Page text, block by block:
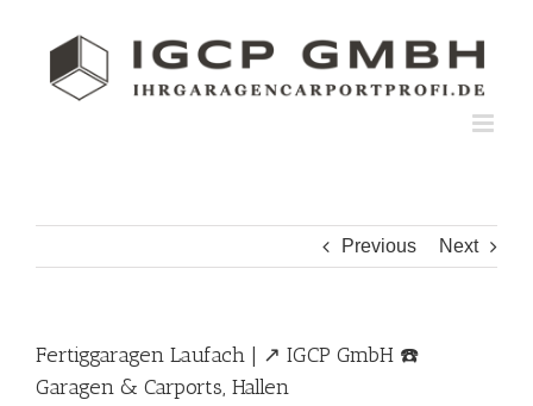
Previous Next
Fertiggaragen Laufach | ↗️ IGCP GmbH ☎️
Garagen & Carports, Hallen